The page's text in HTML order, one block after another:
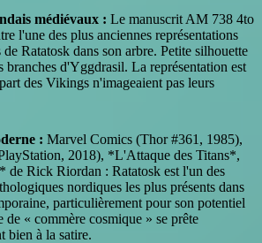
médiévaux : Le manuscrit AM 738 4to
l'une des plus anciennes représentations
Ratatosk dans son arbre. Petite silhouette
branches d'Yggdrasil. La représentation est
des Vikings n'imageaient pas leurs
: Marvel Comics (Thor #361, 1985),
2018), *L'Attaque des Titans*,
de Rick Riordan : Ratatosk est l'un des
nordiques les plus présents dans
particulièrement pour son potentiel
« commère cosmique » se prête
bien à la satire.